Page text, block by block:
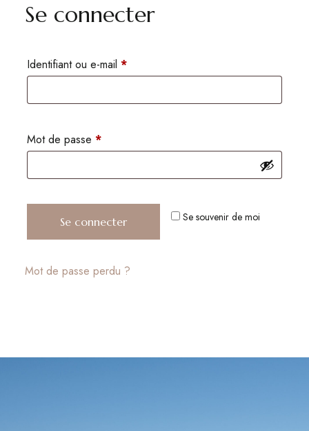
Se connecter
Identifiant ou e-mail *
Mot de passe *
Se souvenir de moi
Se connecter
Mot de passe perdu ?